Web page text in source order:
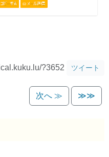
?3652 ツイート
次へ ≫ ≫≫